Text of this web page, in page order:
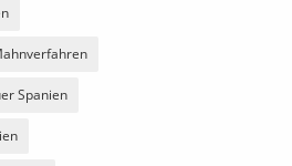
Spanien